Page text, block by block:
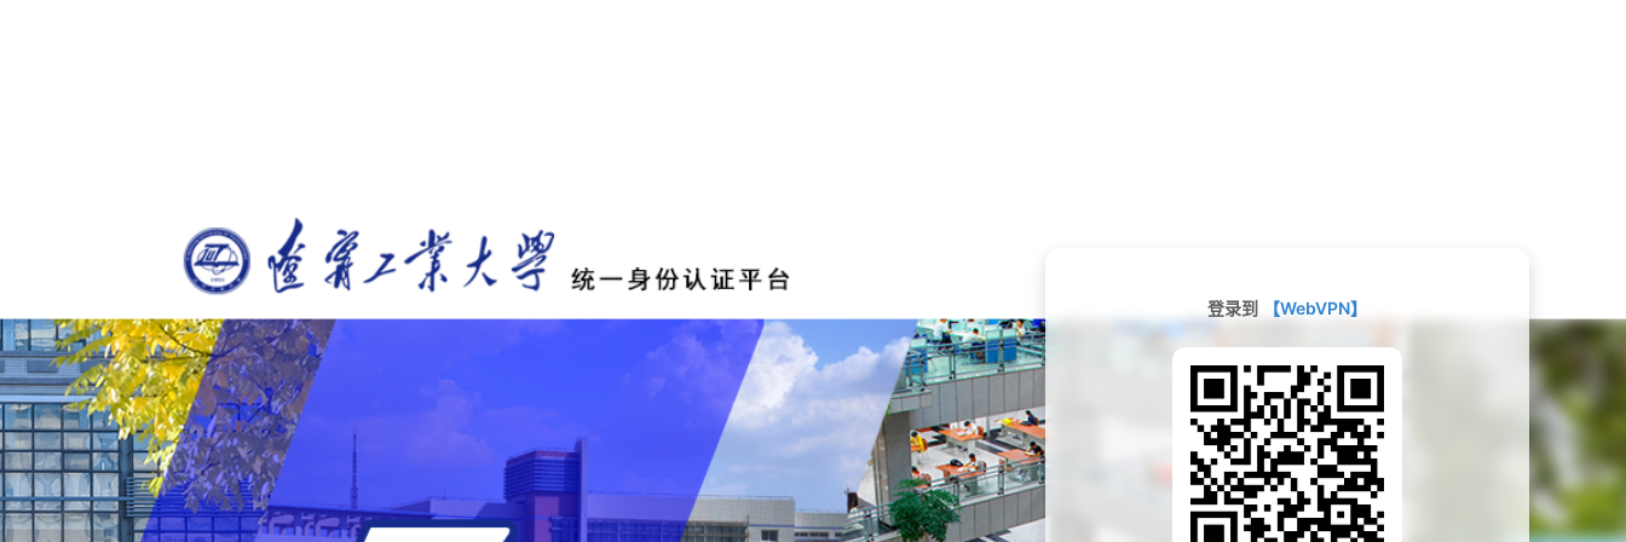
登录到 【WebVPN】